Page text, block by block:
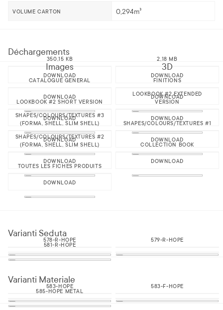
VOLUME CARTON 0,294m³
Déchargements
Images
350,15 KB
DOWNLOAD
3D
2,18 MB
DOWNLOAD
CATALOGUE GENERAL
DOWNLOAD
FINITIONS
DOWNLOAD
LOOKBOOK #2 SHORT VERSION
DOWNLOAD
LOOKBOOK #2 EXTENDED
VERSION
DOWNLOAD
SHAPES/COLOURS/TEXTURES #3
(FORMA, SHELL, SLIM SHELL)
DOWNLOAD
SHAPES/COLOURS/TEXTURES #1
DOWNLOAD
SHAPES/COLOURS/TEXTURES #2
(FORMA, SHELL, SLIM SHELL)
DOWNLOAD
COLLECTION BOOK
DOWNLOAD
TOUTES LES FICHES PRODUITS
DOWNLOAD
Varianti Seduta
578-R-HOPE 579-R-HOPE
581-R-HOPE
Varianti Materiale
583-HOPE 583-F-HOPE
585-HOPE METAL